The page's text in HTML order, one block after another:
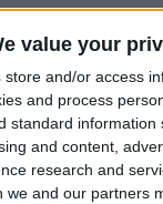
value your
store and/or access
and process
standard information
and content,
research and
we and our partners
de la part de la
a récidivé
Geronimo Rulli
débrief de la 29
e
action et l’a
décision prise par